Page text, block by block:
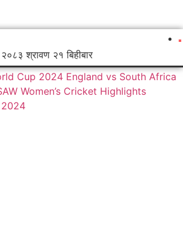
२०८३ श्रावण २१ बिहीबार